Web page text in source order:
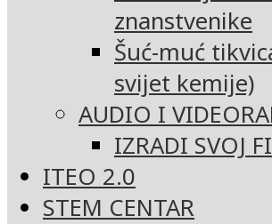
znanstvenike
Šuć-muć
svijet kemije)
AUDIO I
IZRADI SVOJ
ITEO 2.0
STEM CENTAR